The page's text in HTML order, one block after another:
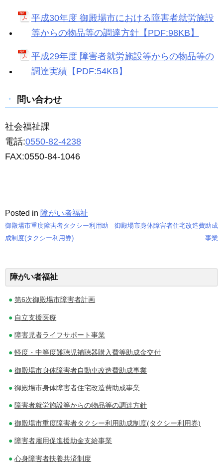
k 平成30年度 御殿場市における障害者就労施設
等からの物品等の調達方針【PDF:98KB】
平成29年度 障害者就労施設等からの物品等の
調達実績【PDF:54KB】
問い合わせ
社会福祉課
電話:0550-82-4238
FAX:0550-84-1046
Posted in 障がい者福祉
投
ナ
シ
ョ
ン
御殿場市重度障害者タクシー利用助
成制度(タクシー利用券)
御殿場市身体障害者住宅改造費助成
事業
障がい者福祉
第6次御殿場市障害者計画
自立支援医療
障害児者ライフサポート事業
軽度・中等度難聴児補聴器購入費等助成金交付
御殿場市身体障害者自動車改造費助成事業
御殿場市身体障害者住宅改造費助成事業
障害者就労施設等からの物品等の調達方針
御殿場市重度障害者タクシー利用助成制度(タクシー利用券)
障害者雇用促進援助金支給事業
心身障害者扶養共済制度